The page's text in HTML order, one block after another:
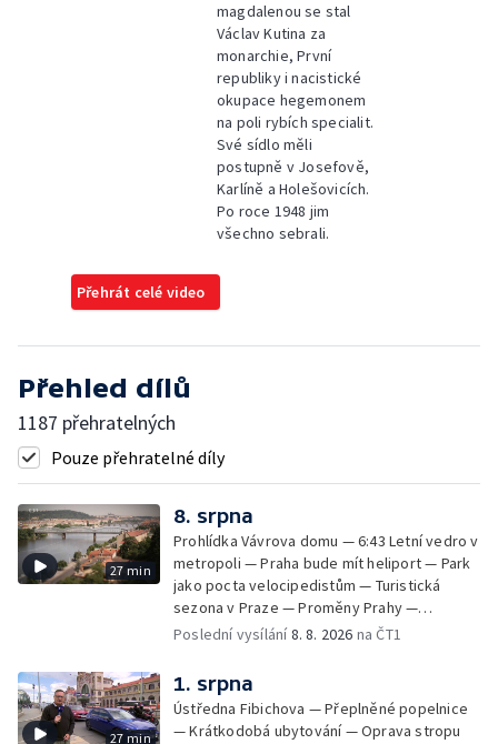
magdalenou se stal
Václav Kutina za
monarchie, První
republiky i nacistické
okupace hegemonem
na poli rybích specialit.
Své sídlo měli
postupně v Josefově,
Karlíně a Holešovicích.
Po roce 1948 jim
všechno sebrali.
Přehrát celé video
Přehled dílů
1187 přehratelných
Pouze přehratelné díly
27 min
8. srpna
Prohlídka Vávrova domu — 6:43 Letní vedro v
metropoli — Praha bude mít heliport — Park
jako pocta velocipedistům — Turistická
sezona v Praze — Proměny Prahy —
Patrimonium pro futuro — Letní seriál:
Poslední vysílání8. 8. 2026 na ČT1
27 min
1. srpna
Ústředna Fibichova — Přeplněné popelnice
— Krátkodobá ubytování — Oprava stropu